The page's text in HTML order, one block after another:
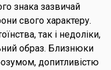
знака зазвичай
свого характеру.
так і недоліки,
образ. Близнюки
допитливістю